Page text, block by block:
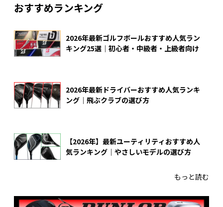
おすすめランキング
2026年最新ゴルフボールおすすめ人気ラン
キング25選｜初心者・中級者・上級者向け
2026年最新ドライバーおすすめ人気ランキ
ング｜飛ぶクラブの選び方
【2026年】最新ユーティリティおすすめ人
気ランキング｜やさしいモデルの選び方
もっと読む